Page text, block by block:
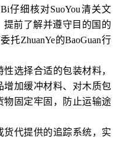
仔细核对SuoYou清关文
提前了解并遵守目的国的
托ZhuanYe的BaoGuan行
选择合适的包装材料，
增加缓冲材料、对木质包
固定牢固，防止运输途
代提供的追踪系统，实